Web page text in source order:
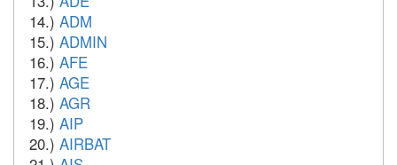
14.) ADM
15.) ADMIN
16.) AFE
17.) AGE
18.) AGR
19.) AIP
20.) AIRBAT